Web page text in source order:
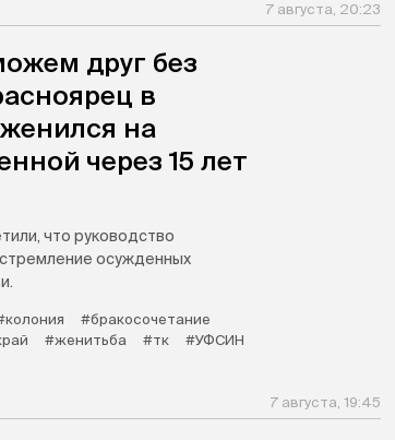
7 августа, 20:23
друг без
в
на
через 15 лет
что руководство
осужденных
#бракосочетание
#женитьба #тк #УФСИН
7 августа, 19:45